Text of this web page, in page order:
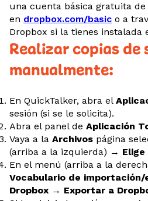
una cuenta básica gratuita de
en dropbox.com/basic o a
Dropbox si la tienes instalada
Realizar copias de
manualmente:
En QuickTalker, abra el
sesión (si se le solicita).
Abra el panel de Aplicación
Vaya a la Archivos página
(arriba a la izquierda) →
En el menú (arriba a la
Vocabulario de importación/
Dropbox → Exportar a